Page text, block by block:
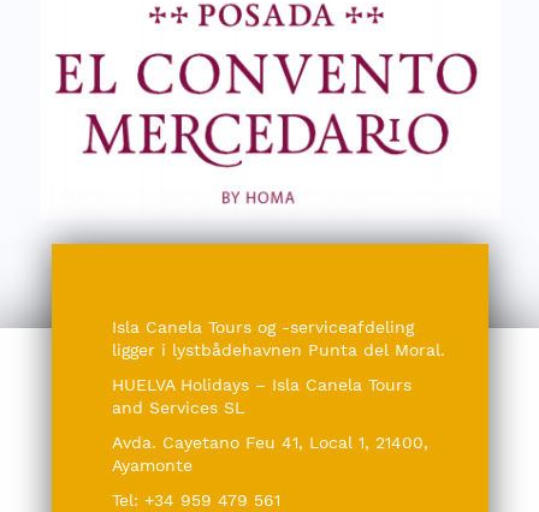
Isla Canela Tours og -serviceafdeling
ligger i lystbådehavnen Punta del Moral.
HUELVA Holidays – Isla Canela Tours
and Services SL
Avda. Cayetano Feu 41, Local 1, 21400,
Ayamonte
Tel: +34 959 479 561